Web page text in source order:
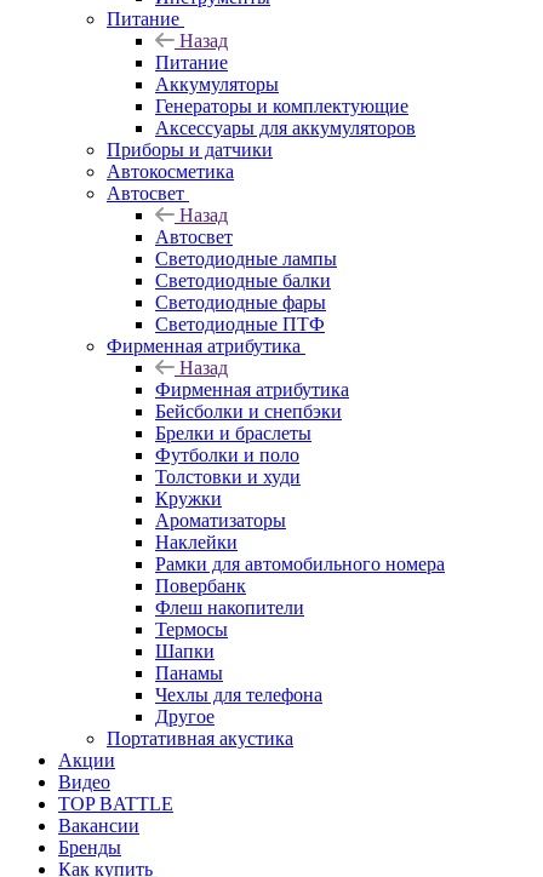
Питание
Назад
Питание
Аккумуляторы
Генераторы и комплектующие
Аксессуары для аккумуляторов
Приборы и датчики
Автокосметика
Автосвет
Назад
Автосвет
Светодиодные лампы
Светодиодные балки
Светодиодные фары
Светодиодные ПТФ
Фирменная атрибутика
Назад
Фирменная атрибутика
Бейсболки и снепбэки
Брелки и браслеты
Футболки и поло
Толстовки и худи
Кружки
Ароматизаторы
Наклейки
Рамки для автомобильного номера
Повербанк
Флеш накопители
Термосы
Шапки
Панамы
Чехлы для телефона
Другое
Портативная акустика
Акции
Видео
TOP BATTLE
Вакансии
Бренды
Как купить